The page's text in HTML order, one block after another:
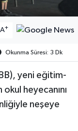
A+
Okunma Süresi: 3 Dk
yeni eğitim-
heyecanını
neşeye